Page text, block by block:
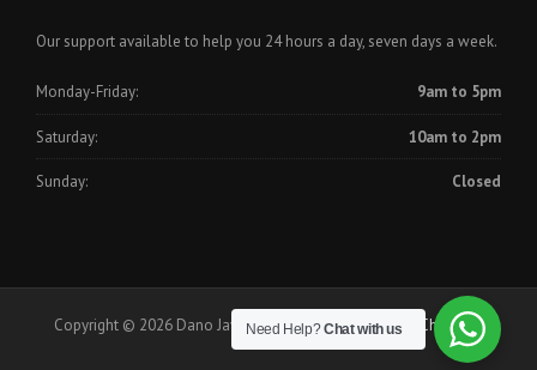
Our support available to help you 24 hours a day, seven days a week.
Monday-Friday: 9am to 5pm
Saturday: 10am to 2pm
Sunday: Closed
Copyright © 2026 Dano Jaya Indonesia - Theme byWPCharming
Need Help?Chat with us